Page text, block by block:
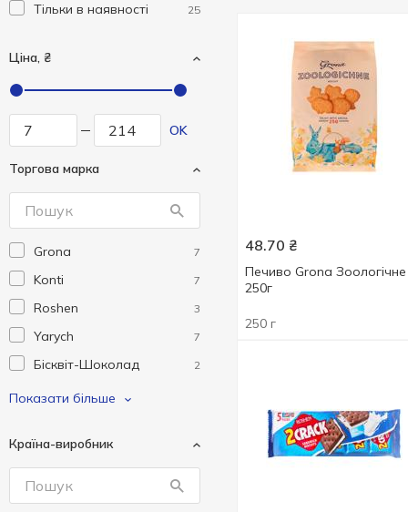
Тільки в наявності 25
Ціна, ₴
OK
Торгова марка
Grona 7
Konti 7
Roshen 3
Yarych 7
Бісквіт-Шоколад 2
Житомирські Ласощі
Показати більше
Країна-виробник
48.70 ₴
Печиво Grona Зоологічне
250г
250 г